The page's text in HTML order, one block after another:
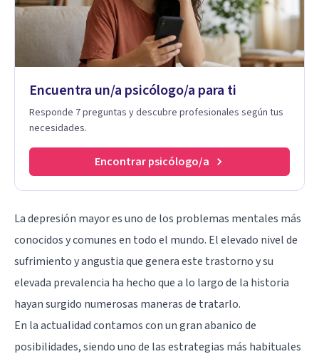
Encuentra un/a psicólogo/a para ti
Responde 7 preguntas y descubre profesionales según tus
necesidades.
Encontrar psicólogo/a
La depresión mayor es uno de los problemas mentales más
conocidos y comunes en todo el mundo. El elevado nivel de
sufrimiento y angustia que genera este trastorno y su
elevada prevalencia ha hecho que a lo largo de la historia
hayan surgido numerosas maneras de tratarlo.
En la actualidad contamos con un gran abanico de
posibilidades, siendo uno de las estrategias más habituales